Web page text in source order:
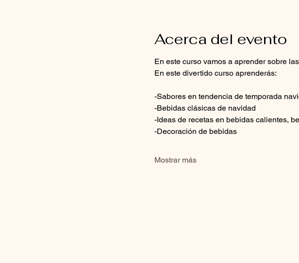
Acerca del evento
En este curso vamos a aprender sobre
En este divertido curso aprenderás:
-Sabores en tendencia de temporada
-Bebidas clásicas de navidad
-Ideas de recetas en bebidas calientes,
-Decoración de bebidas
Mostrar más